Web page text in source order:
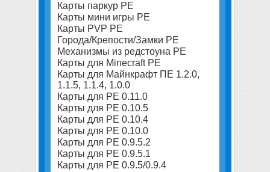
Карты паркур PE
Карты мини игры PE
Карты PVP PE
Города/Крепости/Замки PE
Механизмы из редстоуна PE
Карты для Minecraft PE
Карты для Майнкрафт ПЕ 1.2.0,
1.1.5, 1.1.4, 1.0.0
Карты для PE 0.11.0
Карты для PE 0.10.5
Карты для PE 0.10.4
Карты для PE 0.10.0
Карты для PE 0.9.5.2
Карты для PE 0.9.5.1
Карты для PE 0.9.5/0.9.4